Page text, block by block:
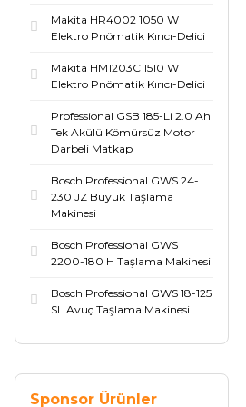
Makita HR4002 1050 W
Elektro Pnömatik Kırıcı-Delici
Makita HM1203C 1510 W
Elektro Pnömatik Kırıcı-Delici
Professional GSB 185-Li 2.0 Ah
Tek Akülü Kömürsüz Motor
Darbeli Matkap
Bosch Professional GWS 24-
230 JZ Büyük Taşlama
Makinesi
Bosch Professional GWS
2200-180 H Taşlama Makinesi
Bosch Professional GWS 18-125
SL Avuç Taşlama Makinesi
Sponsor Ürünler